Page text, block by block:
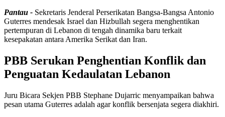
Pantau - Sekretaris Jenderal Perserikatan Bangsa-Bangsa Antonio
Guterres mendesak Israel dan Hizbullah segera menghentikan
pertempuran di Lebanon di tengah dinamika baru terkait
kesepakatan antara Amerika Serikat dan Iran.
PBB Serukan Penghentian Konflik dan
Penguatan Kedaulatan Lebanon
Juru Bicara Sekjen PBB Stephane Dujarric menyampaikan bahwa
pesan utama Guterres adalah agar konflik bersenjata segera diakhiri.